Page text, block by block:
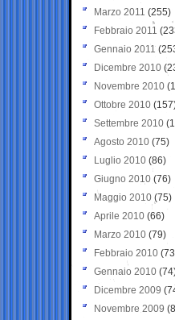
Marzo 2011 (255)
Febbraio 2011
Gennaio 2011
Dicembre 2010
Novembre 2010
Ottobre 2010
Settembre 2010
Agosto 2010 (75)
Luglio 2010 (86)
Giugno 2010 (76)
Maggio 2010 (75)
Aprile 2010 (66)
Marzo 2010 (79)
Febbraio 2010
Gennaio 2010
Dicembre 2009
Novembre 2009